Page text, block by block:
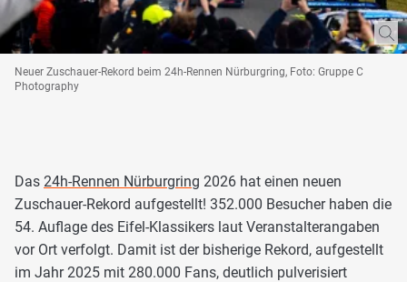
Neuer Zuschauer-Rekord beim 24h-Rennen Nürburgring, Foto: Gruppe C
Photography
Das 24h-Rennen Nürburgring 2026 hat einen neuen
Zuschauer-Rekord aufgestellt! 352.000 Besucher haben die
54. Auflage des Eifel-Klassikers laut Veranstalterangaben
vor Ort verfolgt. Damit ist der bisherige Rekord, aufgestellt
im Jahr 2025 mit 280.000 Fans, deutlich pulverisiert